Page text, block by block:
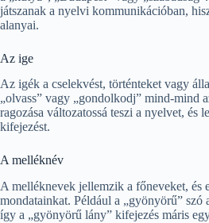
játszanak a nyelvi kommunikációban,
alanyai.
Az ige
Az igék a cselekvést, történteket vagy
„olvass” vagy „gondolkodj” mind-mind
ragozása változatossá teszi a nyelvet, és
kifejezést.
A melléknév
A melléknevek jellemzik a főneveket, és
mondatainkat. Például a „gyönyörű” szó
így a „gyönyörű lány” kifejezés máris